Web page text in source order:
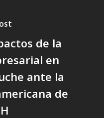
de la
en
ante la
de